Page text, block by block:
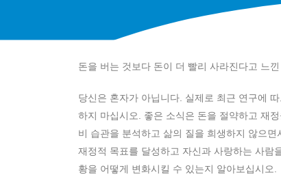
돈을 버는 것보다 돈이 더 빨리 사라진다고 느
당신은 혼자가 아닙니다. 실제로 최근 연구에
하지 마십시오. 좋은 소식은 돈을 절약하고 재
비 습관을 분석하고 삶의 질을 희생하지 않으
재정적 목표를 달성하고 자신과 사랑하는 사람
황을 어떻게 변화시킬 수 있는지 알아보십시오.